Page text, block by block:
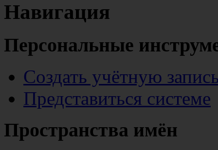
Навигация
Персональные
Создать учётную
Представиться системе
Пространства имён